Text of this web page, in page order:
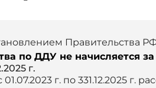
Правительства
по ДДУ не начисляется
г.
г. по 331.12.2025 г.